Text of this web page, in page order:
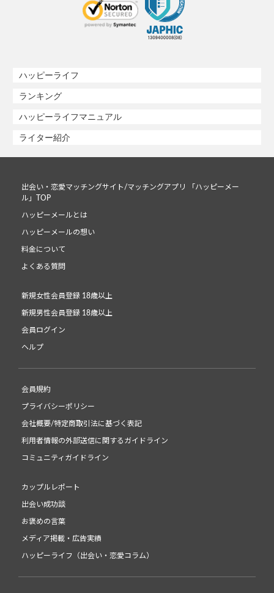
ハッピーライフ
ランキング
ハッピーライフマニュアル
ライター紹介
出会い・恋愛マッチングサイト/マッチングアプリ 「ハッピーメー
ル」TOP
ハッピーメールとは
ハッピーメールの想い
料金について
よくある質問
新規女性会員登録 18歳以上
新規男性会員登録 18歳以上
会員ログイン
ヘルプ
会員規約
プライバシーポリシー
会社概要/特定商取引法に基づく表記
利用者情報の外部送信に関するガイドライン
コミュニティガイドライン
カップルレポート
出会い成功談
お褒めの言葉
メディア掲載・広告実績
ハッピーライフ（出会い・恋愛コラム）